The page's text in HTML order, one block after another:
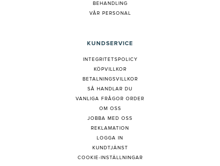
BEHANDLING
VÅR PERSONAL
KUNDSERVICE
INTEGRITETSPOLICY
KÖPVILLKOR
BETALNINGSVILLKOR
SÅ HANDLAR DU
VANLIGA FRÅGOR ORDER
OM OSS
JOBBA MED OSS
REKLAMATION
LOGGA IN
KUNDTJÄNST
COOKIE-INSTÄLLNINGAR